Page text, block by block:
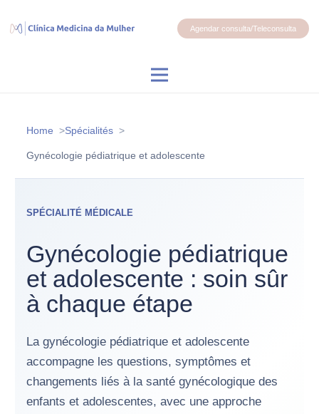
Agendar consulta/Teleconsulta
Home Spécialités
Gynécologie pédiatrique et adolescente
SPÉCIALITÉ MÉDICALE
Gynécologie pédiatrique
et adolescente : soin sûr
à chaque étape
La gynécologie pédiatrique et adolescente
accompagne les questions, symptômes et
changements liés à la santé gynécologique des
enfants et adolescentes, avec une approche